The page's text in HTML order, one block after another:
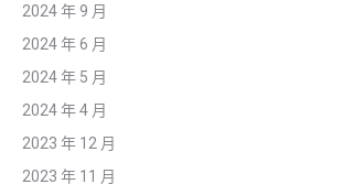
2024 年 9 月
2024 年 6 月
2024 年 5 月
2024 年 4 月
2023 年 12 月
2023 年 11 月